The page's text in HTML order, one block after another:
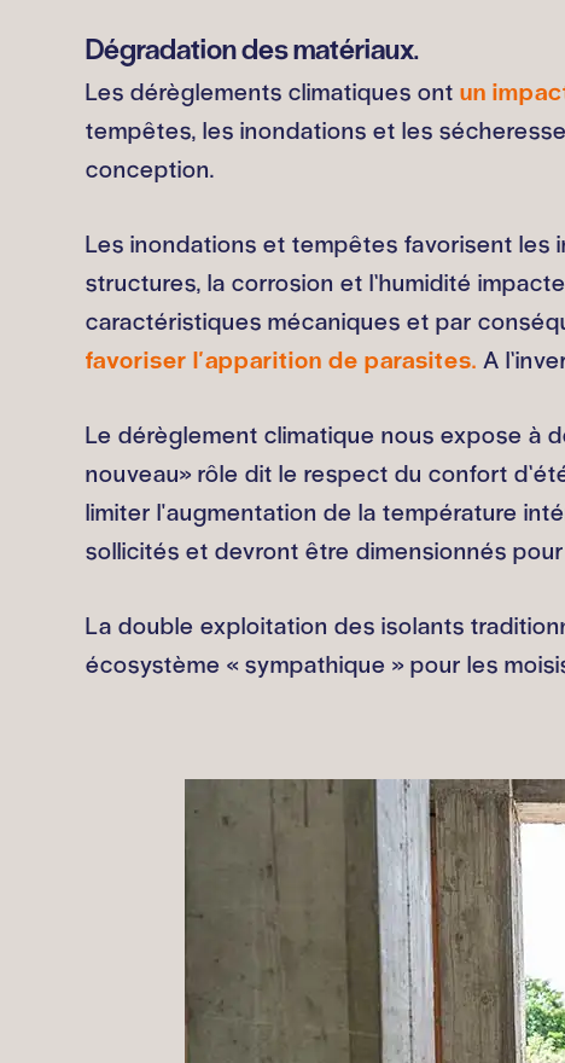
Dégradation des matériaux.
Les dérèglements climatiques ont un
tempêtes, les inondations et les
conception.
Les inondations et tempêtes favorisent les
structures, la corrosion et l’humidité
caractéristiques mécaniques et par
favoriser l'apparition de parasites. A
Le dérèglement climatique nous expose à
nouveau» rôle dit le respect du confort
limiter l'augmentation de la température
sollicités et devront être dimensionnés
La double exploitation des isolants
écosystème « sympathique » pour les